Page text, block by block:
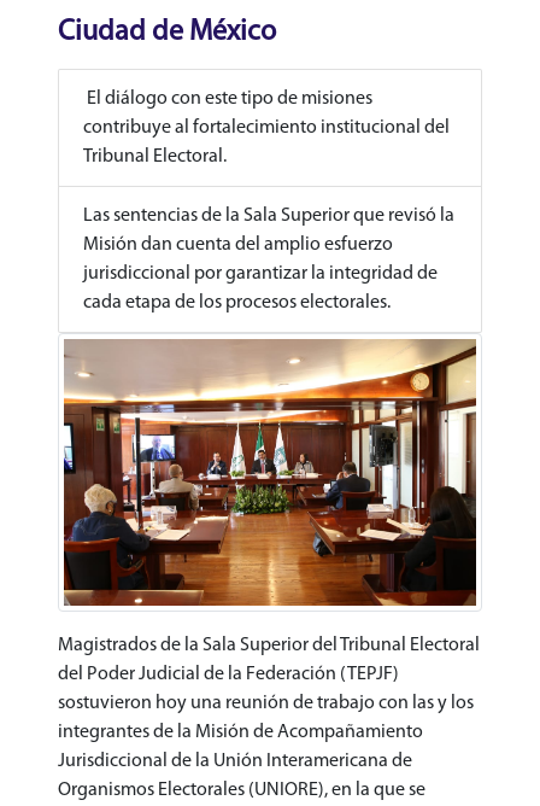
Ciudad de México
El diálogo con este tipo de misiones
contribuye al fortalecimiento institucional del
Tribunal Electoral.
Las sentencias de la Sala Superior que revisó la
Misión dan cuenta del amplio esfuerzo
jurisdiccional por garantizar la integridad de
cada etapa de los procesos electorales.
Magistrados de la Sala Superior del Tribunal Electoral
del Poder Judicial de la Federación (TEPJF)
sostuvieron hoy una reunión de trabajo con las y los
integrantes de la Misión de Acompañamiento
Jurisdiccional de la Unión Interamericana de
Organismos Electorales (UNIORE), en la que se